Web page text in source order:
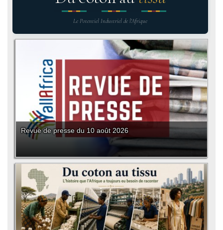
Le Potentiel Industriel de l'Afrique
Revue de presse du 10 août 2026